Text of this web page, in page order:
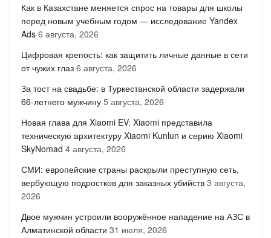
Как в Казахстане меняется спрос на товары для школы
перед новым учебным годом — исследование Yandex
Ads 6 августа, 2026
Цифровая крепость: как защитить личные данные в сети
от чужих глаз 6 августа, 2026
За тост на свадьбе: в Туркестанской области задержали
66-летнего мужчину 5 августа, 2026
Новая глава для Xiaomi EV: Xiaomi представила
техническую архитектуру Xiaomi Kunlun и серию Xiaomi
SkyNomad 4 августа, 2026
СМИ: европейские страны раскрыли преступную сеть,
вербующую подростков для заказных убийств 3 августа,
2026
Двое мужчин устроили вооружённое нападение на АЗС в
Алматинской области 31 июля, 2026